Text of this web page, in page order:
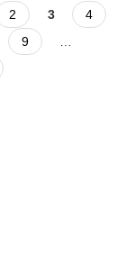
2 3
4
9
…